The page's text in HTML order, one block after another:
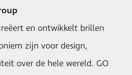
en ontwikkelt brillen
zijn voor design,
over de hele wereld. GO